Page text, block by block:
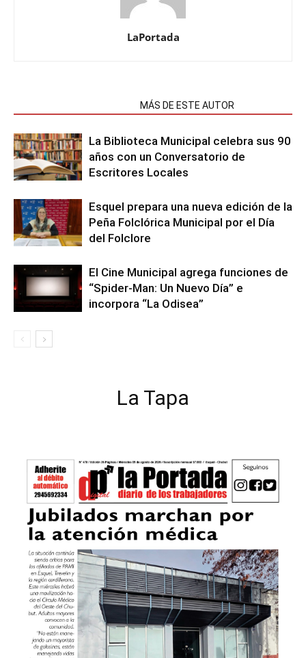
LaPortada
MÁS DE ESTE AUTOR
La Biblioteca Municipal celebra sus 90
años con un Conversatorio de
Escritores Locales
Esquel prepara una nueva edición de la
Peña Folclórica Municipal por el Día
del Folclore
El Cine Municipal agrega funciones de
“Spider-Man: Un Nuevo Día” e
incorpora “La Odisea”
La Tapa